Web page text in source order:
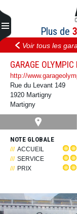
au
contenu
Plus de
Voir tous les
GARAGE
http://
Rue du Levant 149
1920 Martigny
Martigny
NOTE GLOBALE
ACCUEIL
SERVICE
PRIX